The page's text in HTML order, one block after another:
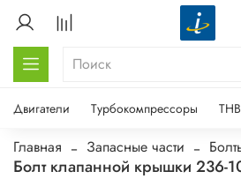
Двигатели Турбокомпрессоры
Главная Запасные части
Болт клапанной крышки 236-